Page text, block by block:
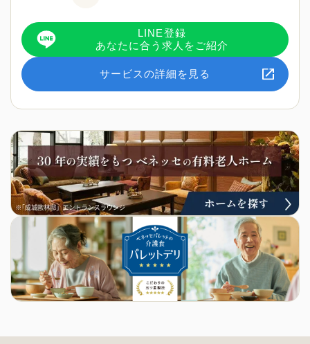
LINE登録
あなたに合う求人をご紹介
サービスの詳細を見る